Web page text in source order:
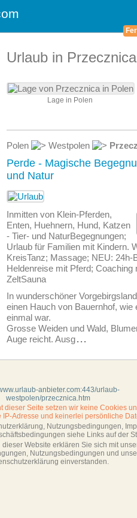
Urlaub in Przecznica
Lage in Polen
Polen Westpolen
Perde - Magische
und Natur
Inmitten von Klein-Pferden,
Enten, Huehnern, Hund, Katzen
- Tier- und NaturBegegnungen;
Urlaub für Familien mit Kindern.
KreisTanz; Massage; NEU: 24h-
Heldenreise mit Pferd; Coaching
ZeltSauna
In wunderschöner
einen Hauch von Bauernhof, wie
einmal war.
Grosse Weiden und Wald,
Auge reicht. Ausg...
anbieter.com:443/urlaub-
westpolen/przecznica.htm
dieser Seite setzen wir keine Cookies
IP-Adresse und keinerlei persönliche
Nutzungsbedingungen,
siehe Links auf der
dieser Website erklären Sie sich mit
Nutzungsbedingungen und
einverstanden.